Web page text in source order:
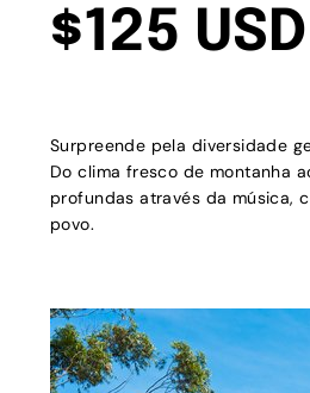
$125 USD
Surpreende pela diversidade
Do clima fresco de montanha
profundas através da música,
povo.